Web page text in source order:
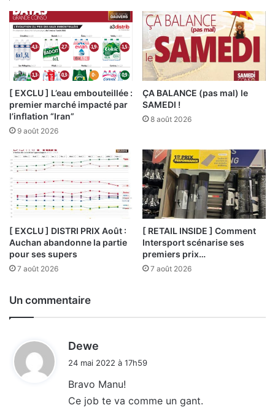
[ EXCLU ] L’eau embouteillée :
premier marché impacté par
l’inflation “Iran”
9 août 2026
ÇA BALANCE (pas mal) le
SAMEDI !
8 août 2026
[ EXCLU ] DISTRI PRIX Août :
Auchan abandonne la partie
pour ses supers
7 août 2026
[ RETAIL INSIDE ] Comment
Intersport scénarise ses
premiers prix…
7 août 2026
Un commentaire
Dewe
24 mai 2022 à 17h59
Bravo Manu!
Ce job te va comme un gant.